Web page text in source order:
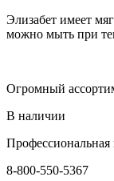
Элизабет имеет
можно мыть при
Огромный
В наличии
Профессиональная
8-800-550-5367